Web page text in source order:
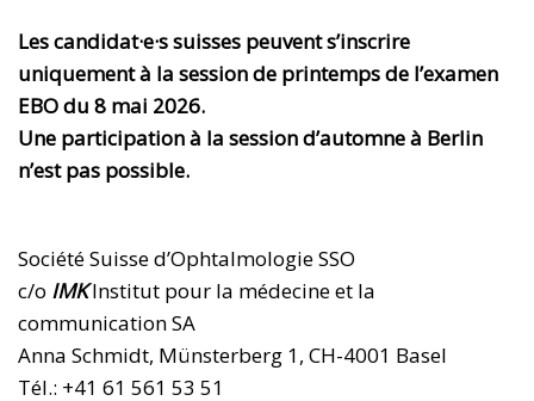
Les candidat·e·s suisses peuvent s’inscrire
uniquement à la session de printemps de l’examen
EBO du 8 mai 2026.
Une participation à la session d’automne à Berlin
n’est pas possible.
Société Suisse d’Ophtalmologie SSO
c/o IMKInstitut pour la médecine et la
communication SA
Anna Schmidt, Münsterberg 1, CH-4001 Basel
Tél.: +41 61 561 53 51